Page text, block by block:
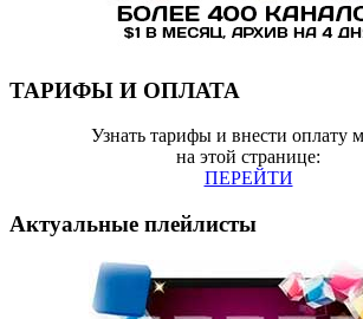
ТАРИФЫ И ОПЛАТА
Узнать тарифы и внести оплату
на этой странице:
ПЕРЕЙТИ
Актуальные плейлисты